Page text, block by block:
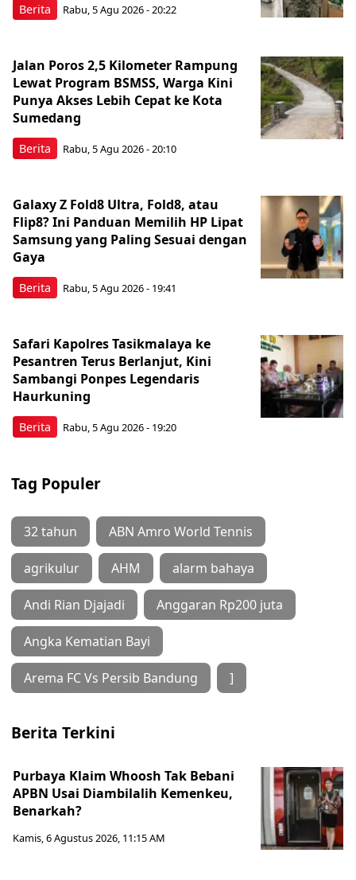
Berita Rabu, 5 Agu 2026 - 20:22
Berita
Jalan Poros 2,5 Kilometer Rampung
Lewat Program BSMSS, Warga Kini
Punya Akses Lebih Cepat ke Kota
Sumedang
Rabu, 5 Agu 2026 - 20:10
Berita
Galaxy Z Fold8 Ultra, Fold8, atau
Flip8? Ini Panduan Memilih HP Lipat
Samsung yang Paling Sesuai dengan
Gaya
Rabu, 5 Agu 2026 - 19:41
Berita
Safari Kapolres Tasikmalaya ke
Pesantren Terus Berlanjut, Kini
Sambangi Ponpes Legendaris
Haurkuning
Rabu, 5 Agu 2026 - 19:20
Tag Populer
32 tahun ABN Amro World Tennis
agrikulur AHM alarm bahaya
Andi Rian Djajadi Anggaran Rp200 juta
Angka Kematian Bayi
Arema FC Vs Persib Bandung ]
Berita Terkini
Purbaya Klaim Whoosh Tak Bebani
APBN Usai Diambilalih Kemenkeu,
Benarkah?
Kamis, 6 Agustus 2026, 11:15 AM